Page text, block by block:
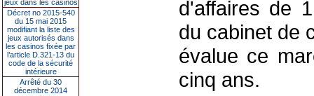
jeux dans les casinos
Décret no 2015-540
du 15 mai 2015
modifiant la liste des
jeux autorisés dans
les casinos fixée par
l’article D.321-13 du
code de la sécurité
intérieure
Arrêté du 30
décembre 2014
d'affaires de
du cabinet de
évalue ce
cinq ans.